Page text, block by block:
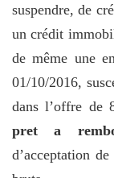
suspendre, de
un crédit
de même une
01/10/2016,
dans l’offre de
pret a
d’acceptation